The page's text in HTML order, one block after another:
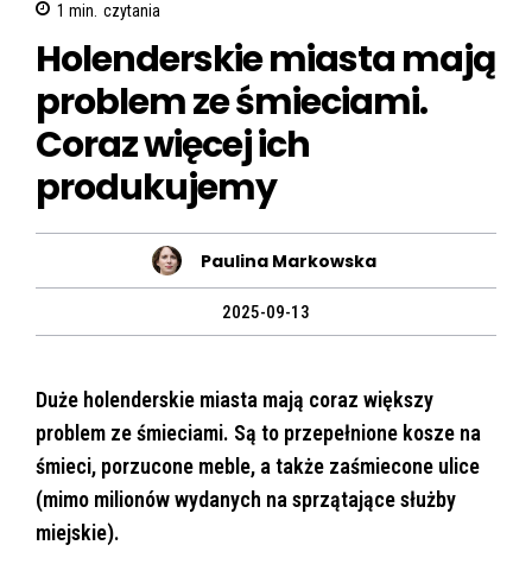
1 min. czytania
Holenderskie miasta mają
problem ze śmieciami.
Coraz więcej ich
produkujemy
Paulina Markowska
2025-09-13
Duże holenderskie miasta mają coraz większy
problem ze śmieciami. Są to przepełnione kosze na
śmieci, porzucone meble, a także zaśmiecone ulice
(mimo milionów wydanych na sprzątające służby
miejskie).